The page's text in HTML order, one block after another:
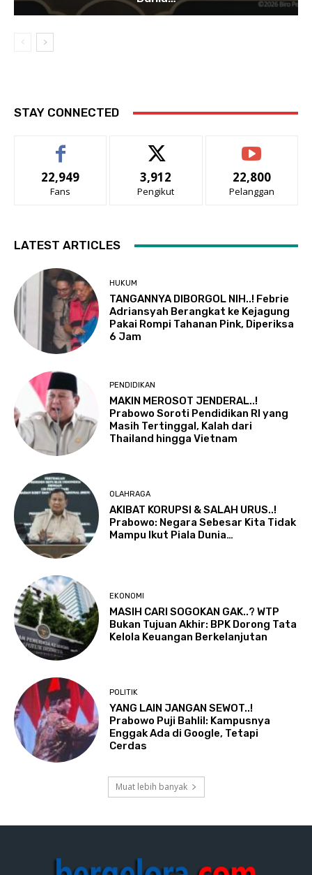
STAY CONNECTED
22,949
Fans
3,912
Pengikut
22,800
Pelanggan
LATEST ARTICLES
HUKUM
TANGANNYA DIBORGOL NIH..! Febrie
Adriansyah Berangkat ke Kejagung
Pakai Rompi Tahanan Pink, Diperiksa
6 Jam
PENDIDIKAN
MAKIN MEROSOT JENDERAL..!
Prabowo Soroti Pendidikan RI yang
Masih Tertinggal, Kalah dari
Thailand hingga Vietnam
OLAHRAGA
AKIBAT KORUPSI & SALAH URUS..!
Prabowo: Negara Sebesar Kita Tidak
Mampu Ikut Piala Dunia…
EKONOMI
MASIH CARI SOGOKAN GAK..? WTP
Bukan Tujuan Akhir: BPK Dorong Tata
Kelola Keuangan Berkelanjutan
POLITIK
YANG LAIN JANGAN SEWOT..!
Prabowo Puji Bahlil: Kampusnya
Enggak Ada di Google, Tetapi
Cerdas
Muat lebih banyak